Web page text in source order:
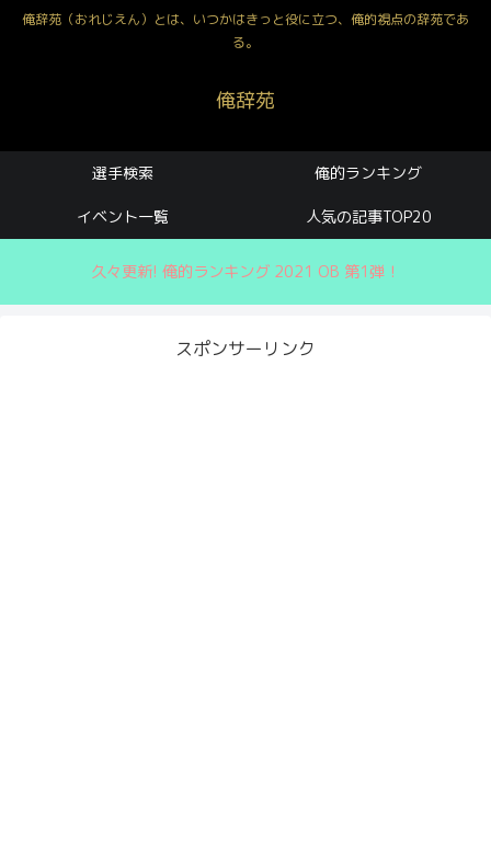
俺辞苑（おれじえん）とは、いつかはきっと役に立つ、俺的視点の辞苑であ
る。
俺辞苑
選手検索 俺的ランキング
イベント一覧 人気の記事TOP20
久々更新! 俺的ランキング 2021 OB 第1弾！
スポンサーリンク